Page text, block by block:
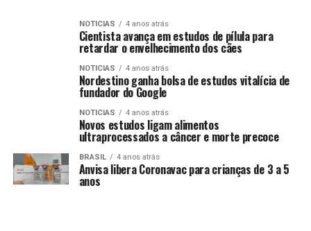
NOTICIAS 4 anos atrás
Cientista avança em estudos de pílula para
retardar o envelhecimento dos cães
NOTICIAS 4 anos atrás
Nordestino ganha bolsa de estudos vitalícia de
fundador do Google
NOTICIAS 4 anos atrás
Novos estudos ligam alimentos
ultraprocessados a câncer e morte precoce
BRASIL 4 anos atrás
Anvisa libera Coronavac para crianças de 3 a 5
anos